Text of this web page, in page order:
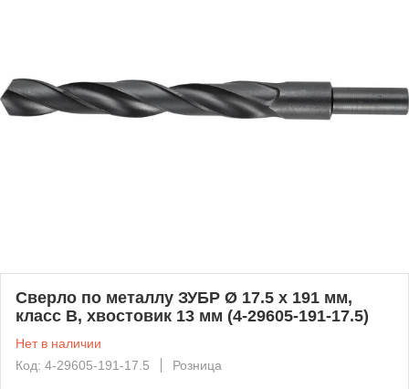
Сверло по металлу ЗУБР Ø 17.5 x 191 мм,
класс В, хвостовик 13 мм (4-29605-191-17.5)
Нет в наличии
Код: 4-29605-191-17.5
Розница